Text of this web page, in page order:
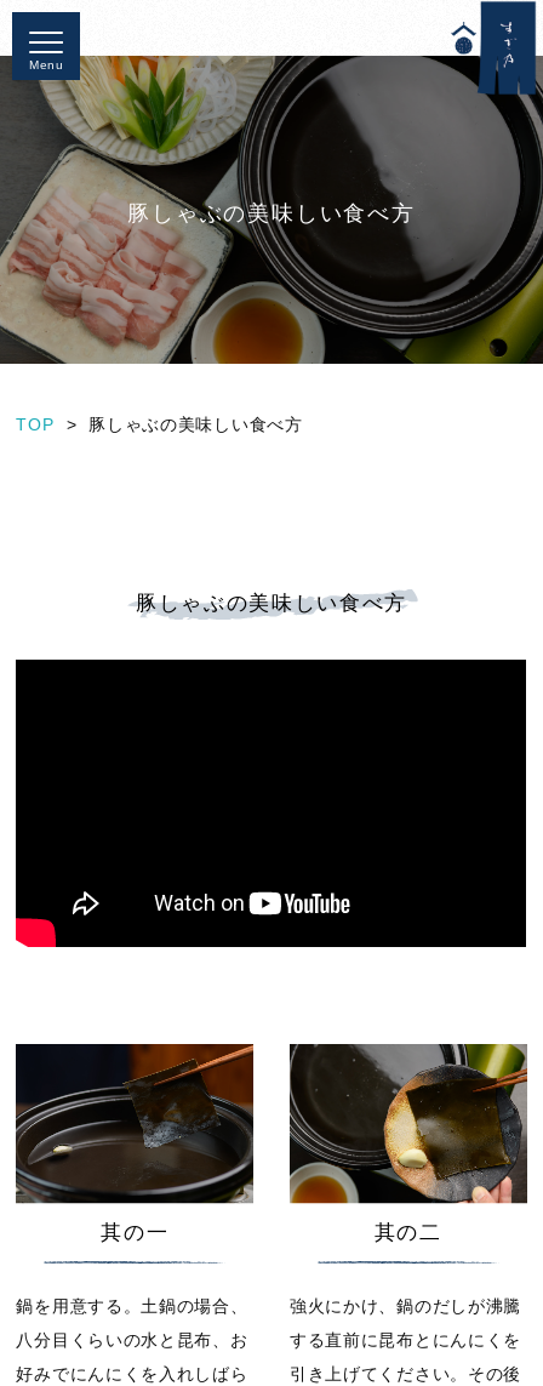
Menu
豚しゃぶの美味しい食べ方
TOP 豚しゃぶの美味しい食べ方
豚しゃぶの美味しい食べ方
其の一
鍋を用意する。土鍋の場合、
八分目くらいの水と昆布、お
好みでにんにくを入れしばら
其の二
強火にかけ、鍋のだしが沸騰
する直前に昆布とにんにくを
引き上げてください。その後